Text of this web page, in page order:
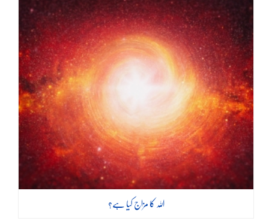
اللہ کا مزاج کیا ہے؟